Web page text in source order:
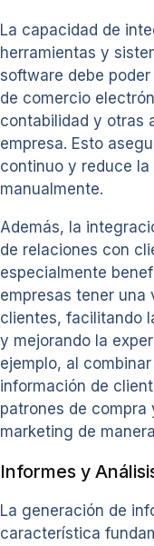
La capacidad de
herramientas y
software debe
de comercio
contabilidad y otras
empresa. Esto
continuo y reduce
manualmente.
Además, la
de relaciones con
especialmente
empresas tener una
clientes, facilitando
y mejorando la
ejemplo, al
información de
patrones de
marketing de
Informes y
La generación de
característica